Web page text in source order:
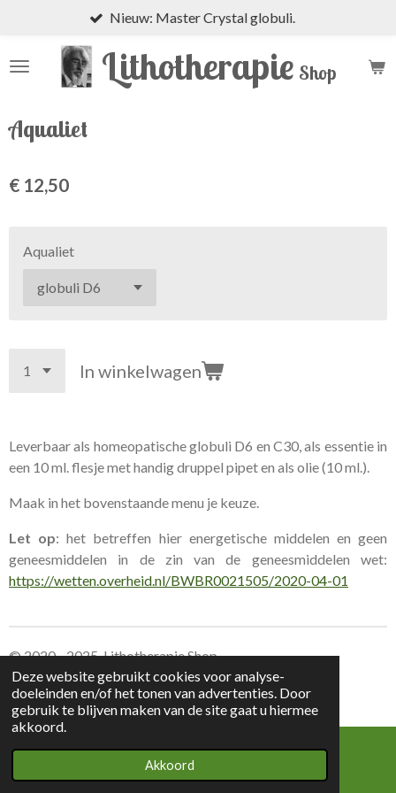
Deze website gebruikt cookies voor analyse-
doeleinden en/of het tonen van advertenties. Door
gebruik te blijven maken van de site gaat u hiermee
akkoord.
Akkoord
naar
Lithotherapie Shop
Nieuw: Master Crystal globuli.
Aqualiet
€ 12,50
Aqualiet
In winkelwagen
Leverbaar als homeopatische globuli D6 en C30, als essentie in
een 10 ml. flesje met handig druppel pipet en als olie (10 ml.).
Maak in het bovenstaande menu je keuze.
Let op: het betreffen hier energetische middelen en geen
geneesmiddelen in de zin van de geneesmiddelen wet:
https://wetten.overheid.nl/BWBR0021505/2020-04-01
© 2020 - 2025 Lithotherapie Shop
Leverings voorwaarden Lithotherapie Shop